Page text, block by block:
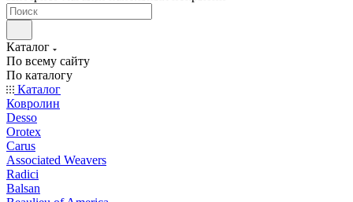
Каталог
По всему сайту
По каталогу
Каталог
Ковролин
Desso
Orotex
Carus
Associated Weavers
Radici
Balsan